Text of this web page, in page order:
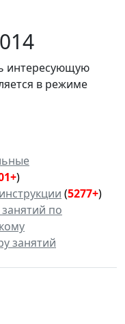
интересующую
в режиме
)
(5277+)
по
занятий